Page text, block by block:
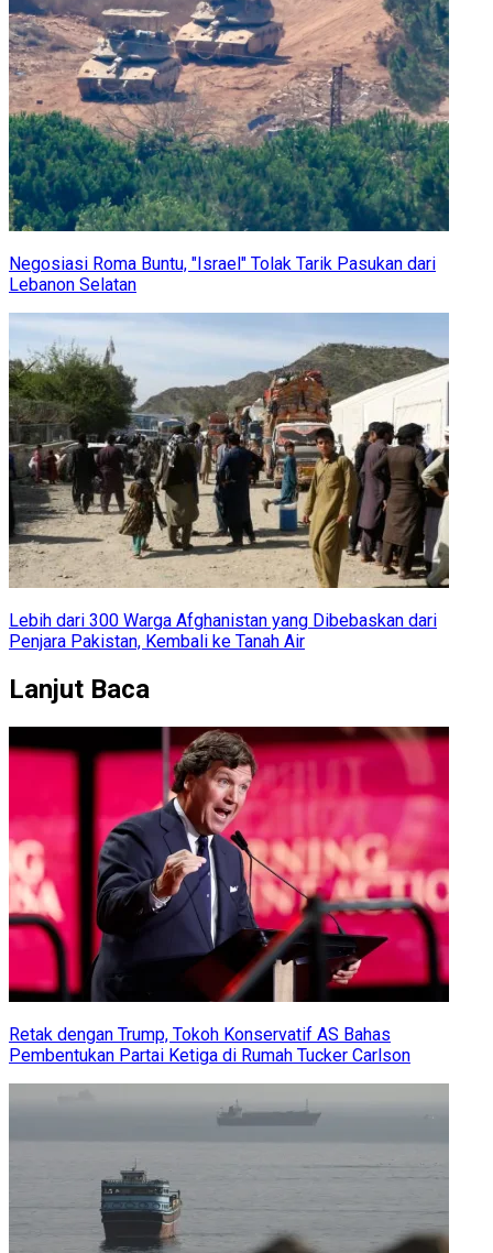
Negosiasi Roma Buntu, "Israel" Tolak Tarik Pasukan dari
Lebanon Selatan
Lebih dari 300 Warga Afghanistan yang Dibebaskan dari
Penjara Pakistan, Kembali ke Tanah Air
Lanjut Baca
Retak dengan Trump, Tokoh Konservatif AS Bahas
Pembentukan Partai Ketiga di Rumah Tucker Carlson